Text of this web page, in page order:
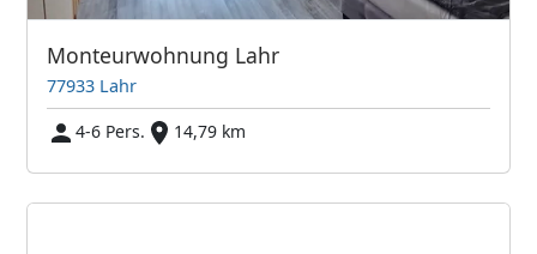
Monteurwohnung Lahr
77933 Lahr
4-6 Pers.
14,79 km